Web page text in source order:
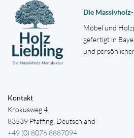
Die
Möbel und
gefertigt in
und
Kontakt
Krokusweg 4
83539 Pfaffing, Deutschland
+49 (0) 8076 8887094